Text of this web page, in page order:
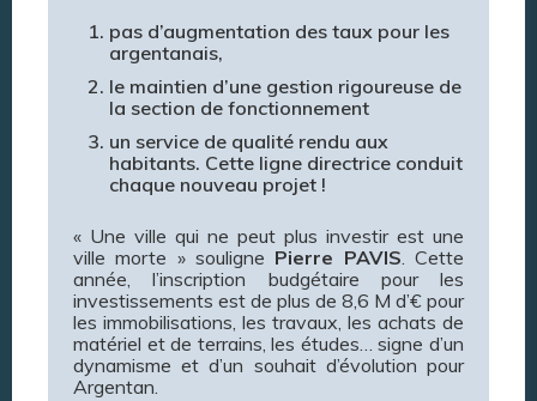
pas d’augmentation des taux pour les
argentanais,
le maintien d’une gestion rigoureuse de
la section de fonctionnement
un service de qualité rendu aux
habitants. Cette ligne directrice conduit
chaque nouveau projet !
« Une ville qui ne peut plus investir est une
ville morte » souligne Pierre PAVIS. Cette
année, l’inscription budgétaire pour les
investissements est de plus de 8,6 M d’€ pour
les immobilisations, les travaux, les achats de
matériel et de terrains, les études… signe d’un
dynamisme et d’un souhait d’évolution pour
Argentan.